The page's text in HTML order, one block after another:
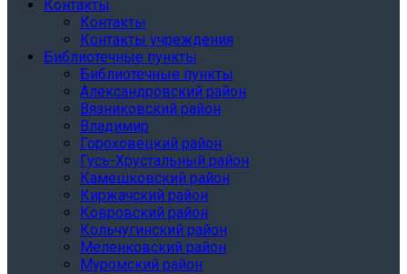
Контакты
Контакты
Контакты учреждения
Библиотечные пункты
Библиотечные пункты
Александровский район
Вязниковский район
Владимир
Гороховецкий район
Гусь-Хрустальный район
Камешковский район
Киржачский район
Ковровский район
Кольчугинский район
Меленковский район
Муромский район